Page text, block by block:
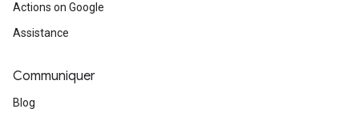
Actions on Google
Assistance
Communiquer
Blog